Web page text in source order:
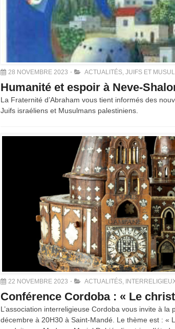
28 NOVEMBRE 2023 ACTUALITÉS JUIFS ET
Humanité et espoir à Neve-
La Fraternité d’Abraham vous tient informés des
Juifs israéliens et Musulmans palestiniens.
22 NOVEMBRE 2023 ACTUALITÉS
Conférence Cordoba : « Le
L’association interreligieuse Cordoba vous invite à
décembre à 20H30 à Saint-Mandé. Le thème est : «